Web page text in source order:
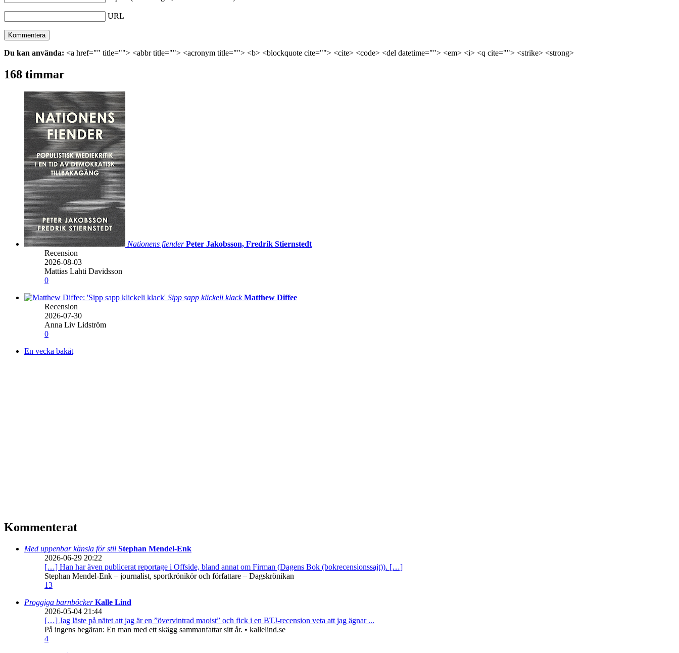
URL
Du kan använda: <a href="" title=""> <abbr title=""> <acronym title=""> <b> <blockquote cite=""> <cite> <code> <del datetime=""> <em> <i> <q cite=""> <strike> <strong>
168 timmar
Nationens fiender Peter Jakobsson, Fredrik Stiernstedt
Recension
2026-08-03
Mattias Lahti Davidsson
0
Sipp sapp klickeli klack Matthew Diffee
Recension
2026-07-30
Anna Liv Lidström
0
En vecka bakåt
Kommenterat
Med uppenbar känsla för stil Stephan Mendel-Enk
2026-06-29 20:22
[…] Han har även publicerat reportage i Offside, bland annat om Firman (Dagens Bok (bokrecensionssajt)). […]
Stephan Mendel-Enk – journalist, sportkrönikör och författare – Dagskrönikan
13
Proggiga barnböckerKalle Lind
2026-05-04 21:44
[…] Jag läste på nätet att jag är en ”övervintrad maoist” och fick i en BTJ-recension veta att jag ägnar ...
På ingens begäran: En man med ett skägg sammanfattar sitt år. • kallelind.se
4